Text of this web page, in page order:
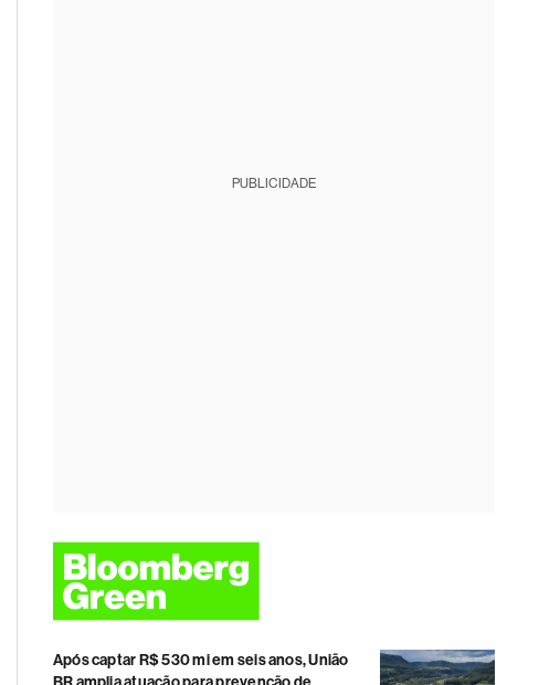
PUBLICIDADE
Após captar R$ 530 mi em seis anos, União